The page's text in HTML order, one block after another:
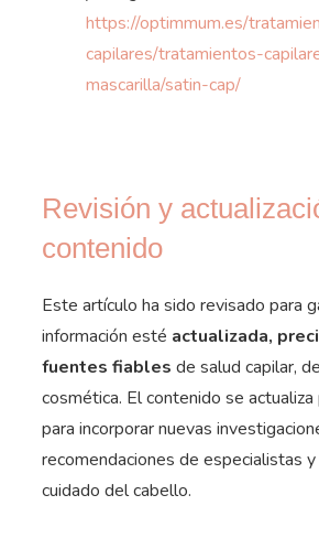
https://optimmum.es/
capilares/tratamientos-
mascarilla/satin-cap/
Revisión y
contenido
Este artículo ha sido revisado para
información esté actualizada,
fuentes fiables de salud capilar,
cosmética. El contenido se
para incorporar nuevas
recomendaciones de especialistas
cuidado del cabello.